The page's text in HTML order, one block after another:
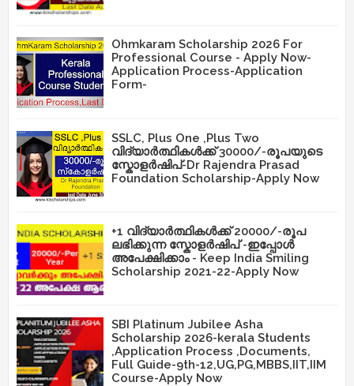
Ohmkaram Scholarship 2026 For
Professional Course - Apply Now-
Application Process-Application
Form-
SSLC, Plus One ,Plus Two
വിദ്യാർത്ഥികൾക്ക് 30000/-രൂപയുടെ
സ്കോളർഷിപ്-Dr Rajendra Prasad
Foundation Scholarship-Apply Now
+1 വിദ്യാർത്ഥികൾക്ക് 20000/-രൂപ
ലഭിക്കുന്ന സ്കോളർഷിപ് -ഇപ്പോൾ
അപേക്ഷിക്കാം - Keep India Smiling
Scholarship 2021-22-Apply Now
SBI Platinum Jubilee Asha
Scholarship 2026-kerala Students
,Application Process ,Documents,
Full Guide-9th-12,UG,PG,MBBS,IIT,IIM
Course-Apply Now